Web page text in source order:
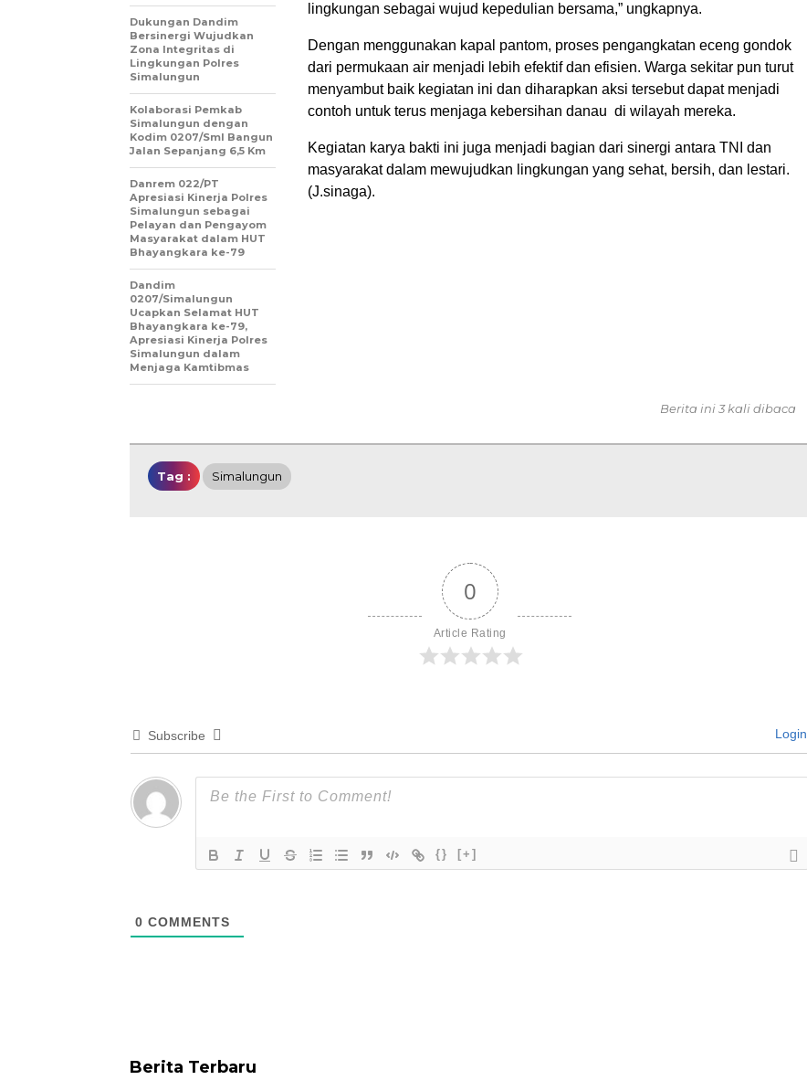
lingkungan sebagai wujud kepedulian bersama,” ungkapnya.
Dengan menggunakan kapal pantom, proses pengangkatan eceng gondok
dari permukaan air menjadi lebih efektif dan efisien. Warga sekitar pun turut
menyambut baik kegiatan ini dan diharapkan aksi tersebut dapat menjadi
contoh untuk terus menjaga kebersihan danau di wilayah mereka.
Kegiatan karya bakti ini juga menjadi bagian dari sinergi antara TNI dan
masyarakat dalam mewujudkan lingkungan yang sehat, bersih, dan lestari.
(J.sinaga).
Dukungan Dandim
Bersinergi Wujudkan
Zona Integritas di
Lingkungan Polres
Simalungun
Kolaborasi Pemkab
Simalungun dengan
Kodim 0207/Sml Bangun
Jalan Sepanjang 6,5 Km
Danrem 022/PT
Apresiasi Kinerja Polres
Simalungun sebagai
Pelayan dan Pengayom
Masyarakat dalam HUT
Bhayangkara ke-79
Dandim
0207/Simalungun
Ucapkan Selamat HUT
Bhayangkara ke-79,
Apresiasi Kinerja Polres
Simalungun dalam
Menjaga Kamtibmas
Berita ini 3 kali dibaca
Tag : Simalungun
0
Article Rating
Subscribe Login
{} [+]
0 COMMENTS
Berita Terbaru